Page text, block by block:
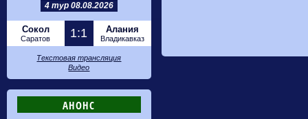
4 тур 08.08.2026
Сокол
Саратов 1:1 Алания
Владикавказ
Текстовая трансляция
Видео
АНОНС